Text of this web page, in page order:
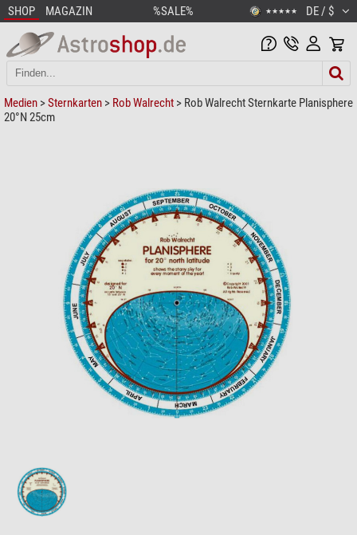
SHOP MAGAZIN %SALE% ★★★★★ DE / $
Medien >Sternkarten > Rob Walrecht > Rob Walrecht Sternkarte Planisphere
20°N 25cm